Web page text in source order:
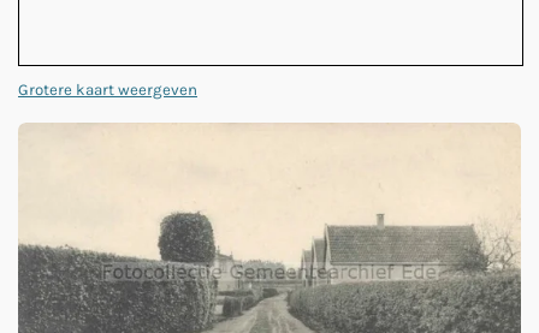
Grotere kaart weergeven